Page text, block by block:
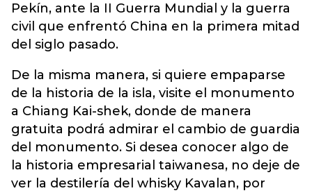
Pekín, ante la II Guerra Mundial y la guerra
civil que enfrentó China en la primera mitad
del siglo pasado.
De la misma manera, si quiere empaparse
de la historia de la isla, visite el monumento
a Chiang Kai-shek, donde de manera
gratuita podrá admirar el cambio de guardia
del monumento. Si desea conocer algo de
la historia empresarial taiwanesa, no deje de
ver la destilería del whisky Kavalan, por